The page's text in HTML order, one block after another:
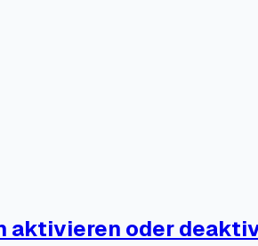
aktivieren oder